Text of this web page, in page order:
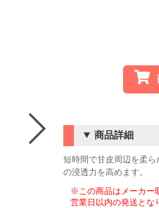
商品詳細
短時間で甘皮周辺を柔
の浸透力を高めます。
※この商品はメーカー
営業日以内の発送とな